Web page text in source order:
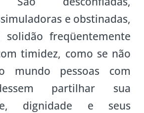
e obstinadas,
solidão freqüentemente
timidez, como se não
mundo pessoas com
partilhar sua
dignidade e seus